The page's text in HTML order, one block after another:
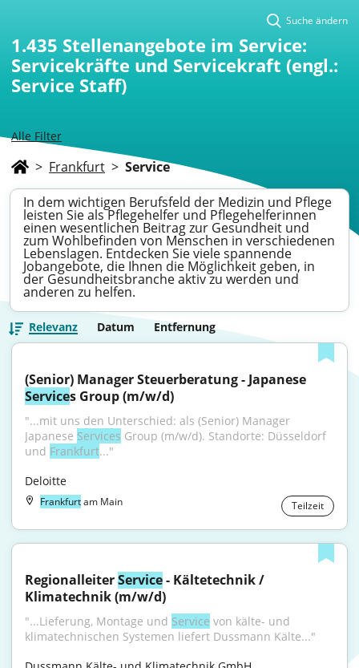
Alle Filter
Suche ändern
1.435 Stellenangebote im Service:
Servicekräfte und Servicekraft (engl.:
Service Staff)
> Frankfurt > Service
In dem wichtigen Berufsfeld der Medizin und Pflege
leisten Sie als Pflegehelfer und Pflegehelferinnen
einen wesentlichen Beitrag zur Gesundheit und
zum Wohlbefinden von Menschen in verschiedenen
Lebenslagen. Entdecken Sie viele spannende
Jobangebote, die Ihnen die Möglichkeit geben, in
der Gesundheitsbranche aktiv zu werden und
anderen zu helfen.
Relevanz Datum Entfernung
Services Group (m/w/d)
"...mit uns den Unterschied: als (Senior) Manager
Japanese Services Group (m/w/d). Standorte: Düsseldorf
und Frankfurt..."
Deloitte
Frankfurtam Main Teilzeit
Regionalleiter Service - Kältetechnik /
Klimatechnik (m/w/d)
"...Lieferung, Montage und Service von kälte- und
klimatechnischen Systemen liefert Dussmann Kälte..."